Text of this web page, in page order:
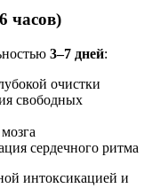
часов)
3–7 дней:
очистки
свободных
сердечного ритма
интоксикацией и